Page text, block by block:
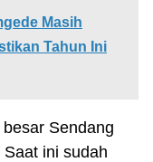
Masih
Tahun Ini
Sendang
ini sudah